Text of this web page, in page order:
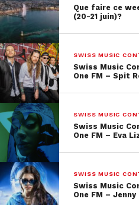
Que faire ce
(20-21 juin)?
SWISS MUSIC
Swiss Music
One FM – Spit
SWISS MUSIC
Swiss Music
One FM – Eva
SWISS MUSIC
Swiss Music
One FM – Jenny